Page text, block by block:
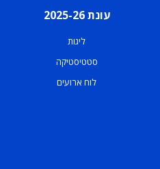
עונת 2025-26
ליגות
סטטיסטיקה
לוח ארועים